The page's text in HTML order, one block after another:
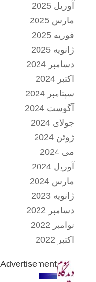
آوریل 2025
مارس 2025
فوریه 2025
ژانویه 2025
دسامبر 2024
اکتبر 2024
سپتامبر 2024
آگوست 2024
جولای 2024
ژوئن 2024
می 2024
آوریل 2024
مارس 2024
ژانویه 2023
دسامبر 2022
نوامبر 2022
اکتبر 2022
Advertisement